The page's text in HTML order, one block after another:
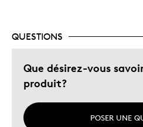
Occasion spéciale
Décrivez-vous
Chasseur
qualité
QUESTIONS
Que désirez-vous
produit?
POSER UNE